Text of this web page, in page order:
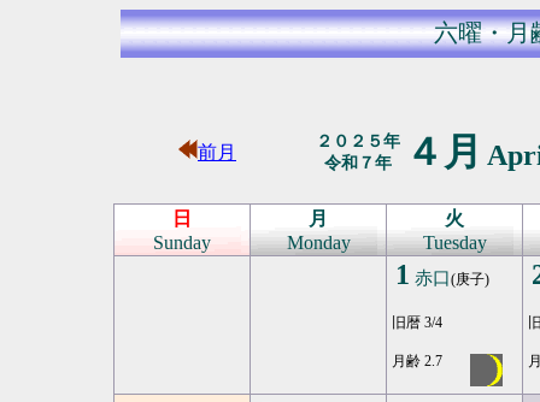
六曜・月
前月
２０２５年
令和７年
４月
日
Sunday
月
Monday
火
Tuesday
1 赤口(庚子)
旧暦 3/4
月齢 2.7